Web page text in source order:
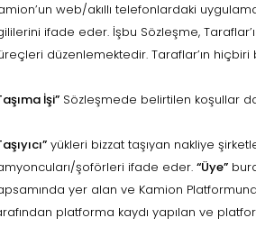
web/akıllı telefonlardaki
ifade eder. İşbu Sözleşme,
düzenlemektedir. Taraflar’ın
İşi” Sözleşmede belirtilen koşullar
yükleri bizzat taşıyan nakliye
şoförleri ifade eder. “Üye”
yer alan ve Kamion
platforma kaydı yapılan ve